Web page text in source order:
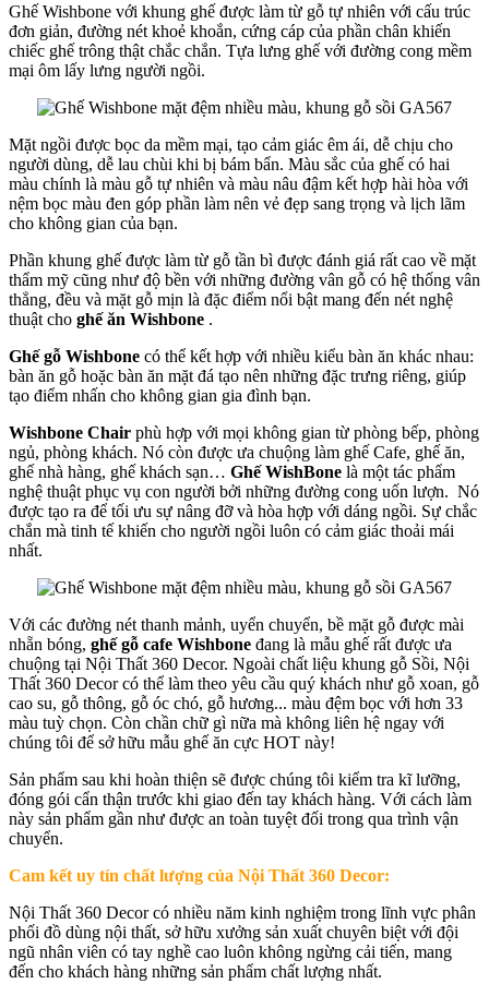
Ghế Wishbone với khung ghế được làm từ gỗ tự nhiên với cấu trúc
đơn giản, đường nét khoẻ khoắn, cứng cáp của phần chân khiến
chiếc ghế trông thật chắc chắn. Tựa lưng ghế với đường cong mềm
mại ôm lấy lưng người ngồi.
Mặt ngồi được bọc da mềm mại, tạo cảm giác êm ái, dễ chịu cho
người dùng, dễ lau chùi khi bị bám bẩn. Màu sắc của ghế có hai
màu chính là màu gỗ tự nhiên và màu nâu đậm kết hợp hài hòa với
nệm bọc màu đen góp phần làm nên vẻ đẹp sang trọng và lịch lãm
cho không gian của bạn.
Phần khung ghế được làm từ gỗ tần bì được đánh giá rất cao về mặt
thẩm mỹ cũng như độ bền với những đường vân gỗ có hệ thống vân
thẳng, đều và mặt gỗ mịn là đặc điểm nổi bật mang đến nét nghệ
thuật cho ghế ăn Wishbone .
Ghế gỗ Wishbone có thể kết hợp với nhiều kiểu bàn ăn khác nhau:
bàn ăn gỗ hoặc bàn ăn mặt đá tạo nên những đặc trưng riêng, giúp
tạo điểm nhấn cho không gian gia đình bạn.
Wishbone Chair phù hợp với mọi không gian từ phòng bếp, phòng
ngủ, phòng khách. Nó còn được ưa chuộng làm ghế Cafe, ghế ăn,
ghế nhà hàng, ghế khách sạn… Ghế WishBone là một tác phẩm
nghệ thuật phục vụ con người bởi những đường cong uốn lượn. Nó
được tạo ra để tối ưu sự nâng đỡ và hòa hợp với dáng ngồi. Sự chắc
chắn mà tinh tế khiến cho người ngồi luôn có cảm giác thoải mái
nhất.
Với các đường nét thanh mảnh, uyển chuyển, bề mặt gỗ được mài
nhẵn bóng, ghế gỗ cafe Wishbone đang là mẫu ghế rất được ưa
chuộng tại Nội Thất 360 Decor. Ngoài chất liệu khung gỗ Sồi, Nội
Thất 360 Decor có thể làm theo yêu cầu quý khách như gỗ xoan, gỗ
cao su, gỗ thông, gỗ óc chó, gỗ hương... màu đệm bọc với hơn 33
màu tuỳ chọn. Còn chần chữ gì nữa mà không liên hệ ngay với
chúng tôi để sở hữu mẫu ghế ăn cực HOT này!
Sản phẩm sau khi hoàn thiện sẽ được chúng tôi kiểm tra kĩ lưỡng,
đóng gói cẩn thận trước khi giao đến tay khách hàng. Với cách làm
này sản phẩm gần như được an toàn tuyệt đối trong qua trình vận
chuyển.
Cam kết uy tín chất lượng của Nội Thất 360 Decor:
Nội Thất 360 Decor có nhiều năm kinh nghiệm trong lĩnh vực phân
phối đồ dùng nội thất, sở hữu xưởng sản xuất chuyên biệt với đội
ngũ nhân viên có tay nghề cao luôn không ngừng cải tiến, mang
đến cho khách hàng những sản phẩm chất lượng nhất.